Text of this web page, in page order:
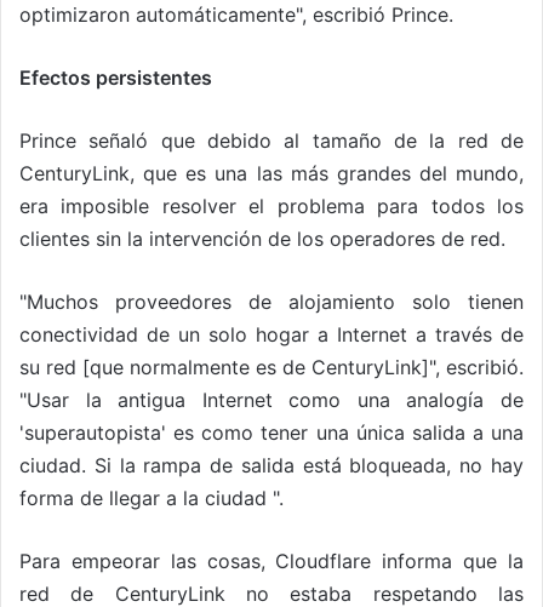
optimizaron automáticamente", escribió Prince.
Efectos persistentes
Prince señaló que debido al tamaño de la red de
CenturyLink, que es una las más grandes del mundo,
era imposible resolver el problema para todos los
clientes sin la intervención de los operadores de red.
"Muchos proveedores de alojamiento solo tienen
conectividad de un solo hogar a Internet a través de
su red [que normalmente es de CenturyLink]", escribió.
"Usar la antigua Internet como una analogía de
'superautopista' es como tener una única salida a una
ciudad. Si la rampa de salida está bloqueada, no hay
forma de llegar a la ciudad ".
Para empeorar las cosas, Cloudflare informa que la
red de CenturyLink no estaba respetando las